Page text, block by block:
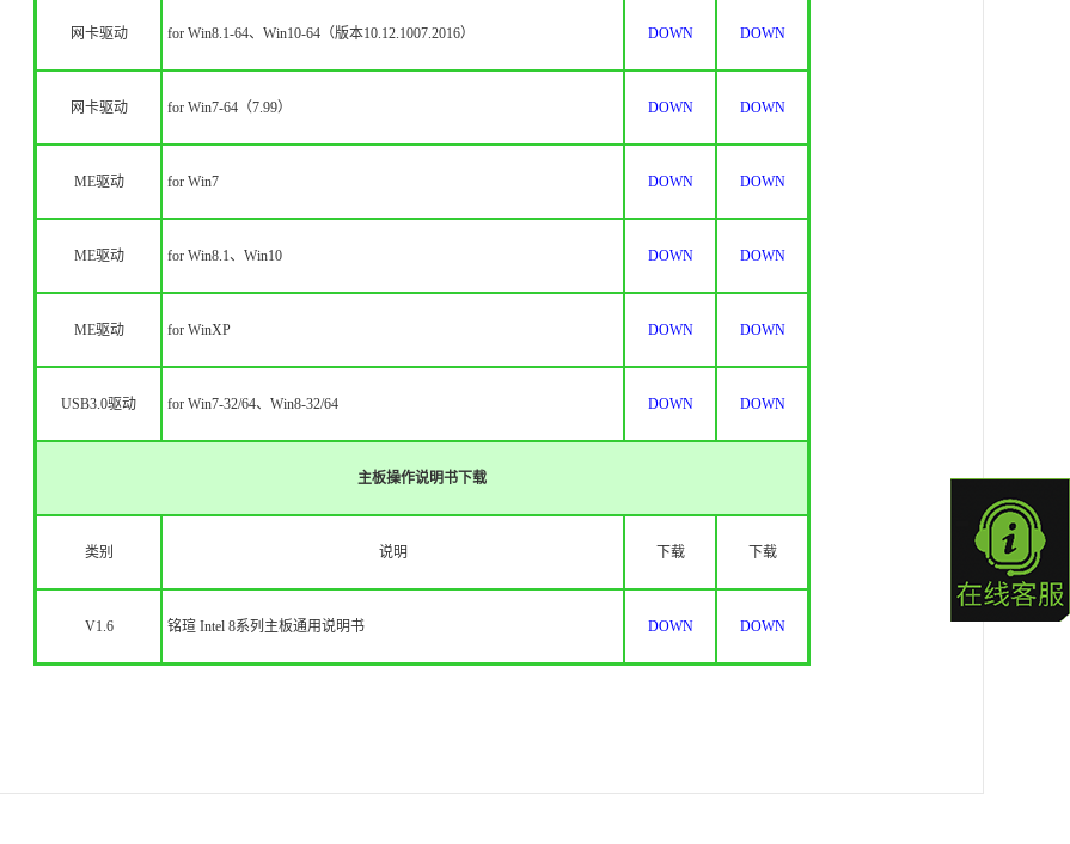
网卡驱动 for Win8.1-64、Win10-64（版本10.12.1007.2016） DOWN DOWN
网卡驱动 for Win7-64（7.99） DOWN DOWN
ME驱动 for Win7 DOWN DOWN
ME驱动 for Win8.1、Win10 DOWN DOWN
ME驱动 for WinXP DOWN DOWN
USB3.0驱动 for Win7-32/64、Win8-32/64 DOWN DOWN
主板操作说明书下载
类别 说明 下载 下载
V1.6 铭瑄 Intel 8系列主板通用说明书 DOWN DOWN